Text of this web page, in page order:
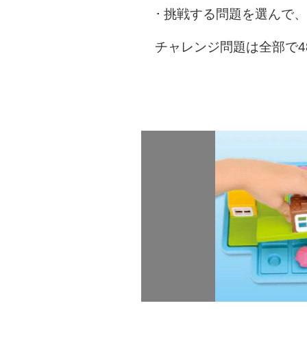
挑戦する問題を選んで
チャレンジ問題は全部で